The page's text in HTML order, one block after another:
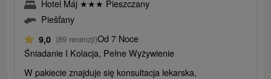
Hotel Máj ★★★ Pieszczany
Piešťany
9,0 (89 recenzji)Od 7 Noce
Śniadanie I Kolacja, Pełne Wyżywienie
W pakiecie znajduje się konsultacja lekarska,